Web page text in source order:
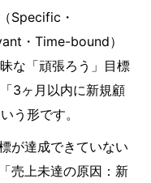
Specific・
・Time-bound）
な「頑張ろう」目標
3ヶ月以内に新規顧
う形です。
が達成できていない
売上未達の原因：新